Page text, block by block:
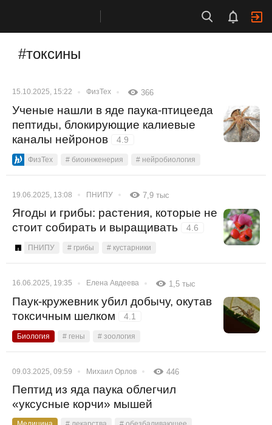
#токсины
15.10.2025, 15:22 ФизТех 366
Ученые нашли в яде паука-птицееда
пептиды, блокирующие калиевые
каналы нейронов
4.9
ФизТех # биоинженерия # нейробиология
19.06.2025, 13:08 ПНИПУ 7,9 тыс
Ягоды и грибы: растения, которые не
стоит собирать и выращивать
4.6
ПНИПУ # грибы # кустарники
16.06.2025, 19:35 Елена Авдеева 1,5 тыс
Паук-кружевник убил добычу, окутав
токсичным шелком
4.1
Биология # гены # зоология
09.03.2025, 09:59 Михаил Орлов 446
Пептид из яда паука облегчил
«уксусные корчи» мышей